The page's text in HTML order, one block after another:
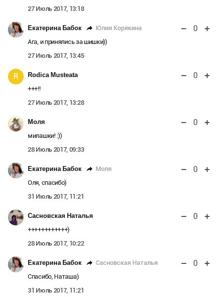
27 Июль 2017, 13:18
Екатерина Бабок Юлия Корякина 0
Ага, и принялись за шишки))
27 Июль 2017, 13:45
R Rodica Musteata 0
+++!!
27 Июль 2017, 13:28
Моля 0
милашки! :))
28 Июль 2017, 09:33
Екатерина Бабок Моля 0
Оля, спасибо)
31 Июль 2017, 11:21
Сасновская Наталья 0
++++++++++++)
28 Июль 2017, 10:22
Екатерина Бабок Сасновская Наталья 0
Спасибо, Наташа)
31 Июль 2017, 11:21